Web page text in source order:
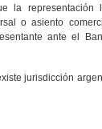
la representación
o asiento
ante el
jurisdicción